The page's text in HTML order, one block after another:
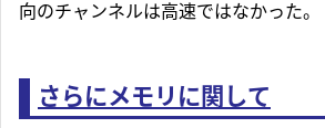
向のチャンネルは高速ではなかった。
さらにメモリに関して